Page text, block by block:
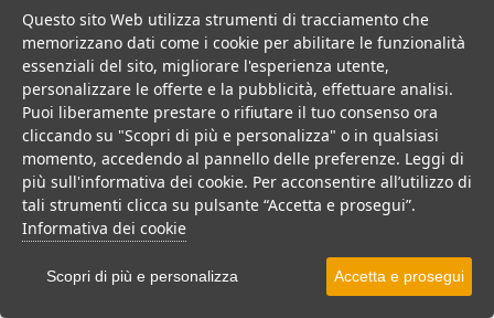
Trova la soluzione migliore per la tua prossima
vacanza.
Noi di belsalento.it abbiamo selezionato per te le migliori mete, i
migliori servizi, le migliori offerte per il tuo prossimo viaggio.
Questo sito Web utilizza strumenti di tracciamento che
memorizzano dati come i cookie per abilitare le funzionalità
essenziali del sito, migliorare l'esperienza utente,
personalizzare le offerte e la pubblicità, effettuare analisi.
Puoi liberamente prestare o rifiutare il tuo consenso ora
cliccando su "Scopri di più e personalizza" o in qualsiasi
momento, accedendo al pannello delle preferenze. Leggi di
più sull'informativa dei cookie. Per acconsentire all’utilizzo di
tali strumenti clicca su pulsante “Accetta e prosegui”.
Informativa dei cookie
Scopri di più e personalizza Accetta e prosegui